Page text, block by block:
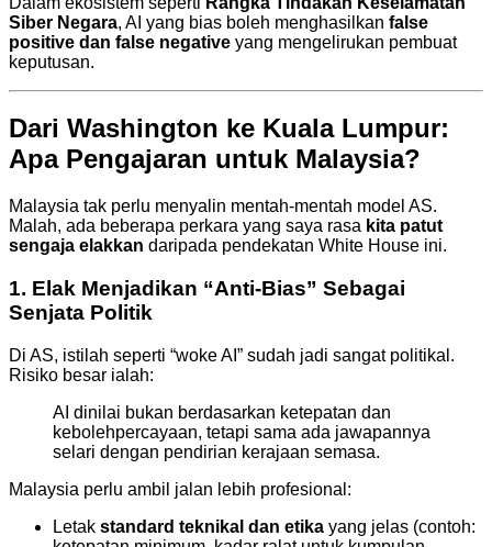
Siber Negara, AI yang bias boleh menghasilkan false
positive dan false negative yang mengelirukan pembuat
keputusan.
Dari Washington ke Kuala Lumpur:
Apa Pengajaran untuk Malaysia?
Malaysia tak perlu menyalin mentah-mentah model AS.
Malah, ada beberapa perkara yang saya rasa kita patut
sengaja elakkan daripada pendekatan White House ini.
1. Elak Menjadikan “Anti-Bias” Sebagai
Senjata Politik
Di AS, istilah seperti “woke AI” sudah jadi sangat politikal.
Risiko besar ialah:
AI dinilai bukan berdasarkan ketepatan dan
kebolehpercayaan, tetapi sama ada jawapannya
selari dengan pendirian kerajaan semasa.
Malaysia perlu ambil jalan lebih profesional:
Letak standard teknikal dan etika yang jelas (contoh: